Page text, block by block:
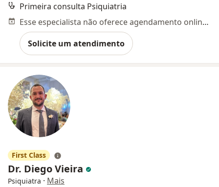
Primeira consulta Psiquiatria
Esse especialista não oferece agendamento online para esse endereço.
Solicite um atendimento
First Class
Dr. Diego Vieira
Psiquiatra · Mais